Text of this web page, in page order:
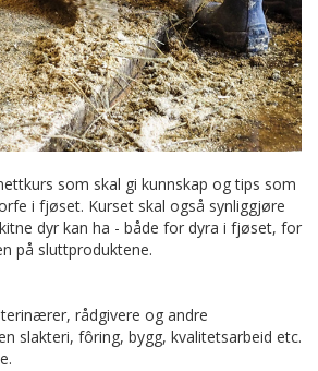
som skal gi kunnskap og tips som
i fjøset. Kurset skal også synliggjøre
dyr kan ha - både for dyra i fjøset, for
på sluttproduktene.
rådgivere og andre
slakteri, fôring, bygg, kvalitetsarbeid etc.